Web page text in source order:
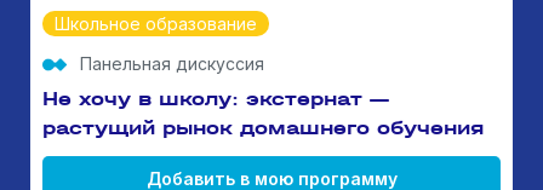
Школьное образование
Панельная дискуссия
Не хочу в школу: экстернат —
растущий рынок домашнего обучения
Добавить в мою программу